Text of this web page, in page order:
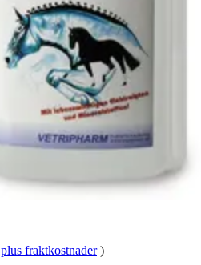
plus fraktkostnader )